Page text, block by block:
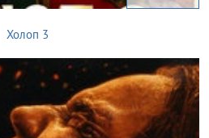
Холоп 3